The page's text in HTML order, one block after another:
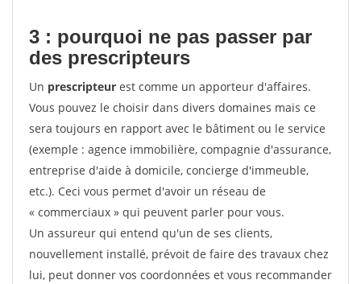
3 : pourquoi ne pas passer par
des prescripteurs
Un prescripteur est comme un apporteur d'affaires.
Vous pouvez le choisir dans divers domaines mais ce
sera toujours en rapport avec le bâtiment ou le service
(exemple : agence immobilière, compagnie d'assurance,
entreprise d'aide à domicile, concierge d'immeuble,
etc.). Ceci vous permet d'avoir un réseau de
« commerciaux » qui peuvent parler pour vous.
Un assureur qui entend qu'un de ses clients,
nouvellement installé, prévoit de faire des travaux chez
lui, peut donner vos coordonnées et vous recommander